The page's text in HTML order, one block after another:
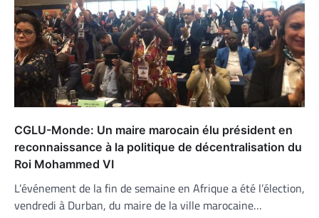
CGLU-Monde: Un maire marocain élu président en
reconnaissance à la politique de décentralisation du
Roi Mohammed VI
L’événement de la fin de semaine en Afrique a été l’élection,
vendredi à Durban, du maire de la ville marocaine…